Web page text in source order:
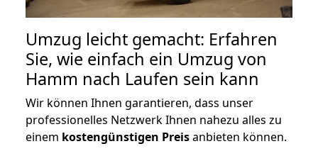
Umzug leicht gemacht: Erfahren
Sie, wie einfach ein Umzug von
Hamm nach Laufen sein kann
Wir können Ihnen garantieren, dass unser
professionelles Netzwerk Ihnen nahezu alles zu
einem kostengünstigen Preisanbieten können.